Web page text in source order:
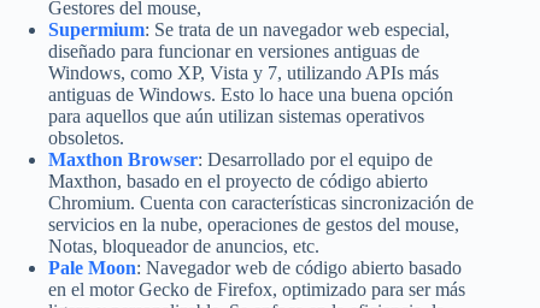
Gestores del mouse,
Supermium: Se trata de un navegador web especial,
diseñado para funcionar en versiones antiguas de
Windows, como XP, Vista y 7, utilizando APIs más
antiguas de Windows. Esto lo hace una buena opción
para aquellos que aún utilizan sistemas operativos
obsoletos.
Maxthon Browser: Desarrollado por el equipo de
Maxthon, basado en el proyecto de código abierto
Chromium. Cuenta con características sincronización de
servicios en la nube, operaciones de gestos del mouse,
Notas, bloqueador de anuncios, etc.
Pale Moon: Navegador web de código abierto basado
en el motor Gecko de Firefox, optimizado para ser más